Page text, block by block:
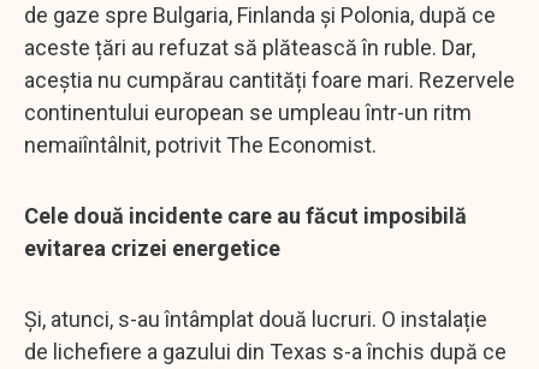
de gaze spre Bulgaria, Finlanda și Polonia, după ce
aceste țări au refuzat să plătească în ruble. Dar,
aceștia nu cumpărau cantități foare mari. Rezervele
continentului european se umpleau într-un ritm
nemaiîntâlnit, potrivit The Economist.
Cele două incidente care au făcut imposibilă
evitarea crizei energetice
Și, atunci, s-au întâmplat două lucruri. O instalație
de lichefiere a gazului din Texas s-a închis după ce